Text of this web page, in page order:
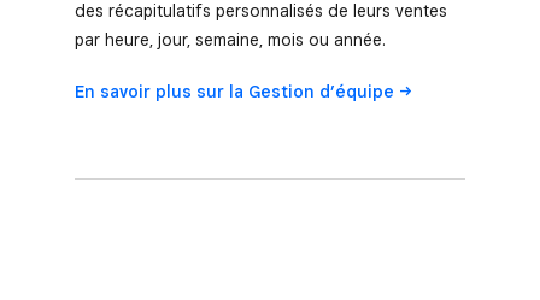
des récapitulatifs personnalisés de leurs ventes
par heure, jour, semaine, mois ou année.
En savoir plus sur la Gestion d’équipe